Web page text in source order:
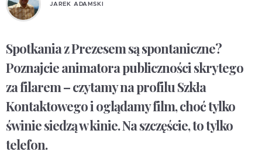
JAREK ADAMSKI
Spotkania z Prezesem są spontaniczne?
Poznajcie animatora publiczności skrytego
za filarem – czytamy na profilu Szkła
Kontaktowego i oglądamy film, choć tylko
świnie siedzą w kinie. Na szczęście, to tylko
telefon.